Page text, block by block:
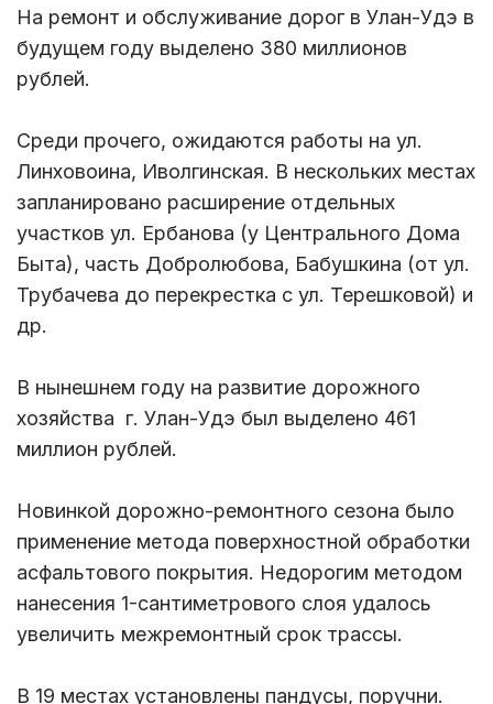
На ремонт и обслуживание дорог в Улан-Удэ в
будущем году выделено 380 миллионов
рублей.
Среди прочего, ожидаются работы на ул.
Линховоина, Иволгинская. В нескольких местах
запланировано расширение отдельных
участков ул. Ербанова (у Центрального Дома
Быта), часть Добролюбова, Бабушкина (от ул.
Трубачева до перекрестка с ул. Терешковой) и
др.
В нынешнем году на развитие дорожного
хозяйства г. Улан-Удэ был выделено 461
миллион рублей.
Новинкой дорожно-ремонтного сезона было
применение метода поверхностной обработки
асфальтового покрытия. Недорогим методом
нанесения 1-сантиметрового слоя удалось
увеличить межремонтный срок трассы.
В 19 местах установлены пандусы, поручни.